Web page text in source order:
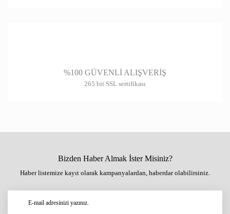
%100 GÜVENLİ ALIŞVERİŞ
265 bit SSL sertifikası
Bizden Haber Almak İster Misiniz?
Haber listemize kayıt olarak kampanyalardan, haberdar olabilirsiniz.